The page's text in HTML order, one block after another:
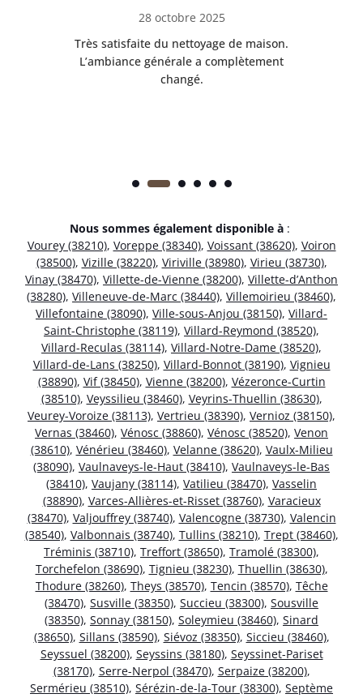
28 octobre 2025
Très satisfaite du nettoyage de maison.
L’ambiance générale a complètement
changé.
Nous sommes également disponible à :
Vourey (38210), Voreppe (38340), Voissant (38620), Voiron
(38500), Vizille (38220), Viriville (38980), Virieu (38730),
Vinay (38470), Villette-de-Vienne (38200), Villette-d’Anthon
(38280), Villeneuve-de-Marc (38440), Villemoirieu (38460),
Villefontaine (38090), Ville-sous-Anjou (38150), Villard-
Saint-Christophe (38119), Villard-Reymond (38520),
Villard-Reculas (38114), Villard-Notre-Dame (38520),
Villard-de-Lans (38250), Villard-Bonnot (38190), Vignieu
(38890), Vif (38450), Vienne (38200), Vézeronce-Curtin
(38510), Veyssilieu (38460), Veyrins-Thuellin (38630),
Veurey-Voroize (38113), Vertrieu (38390), Vernioz (38150),
Vernas (38460), Vénosc (38860), Vénosc (38520), Venon
(38610), Vénérieu (38460), Velanne (38620), Vaulx-Milieu
(38090), Vaulnaveys-le-Haut (38410), Vaulnaveys-le-Bas
(38410), Vaujany (38114), Vatilieu (38470), Vasselin
(38890), Varces-Allières-et-Risset (38760), Varacieux
(38470), Valjouffrey (38740), Valencogne (38730), Valencin
(38540), Valbonnais (38740), Tullins (38210), Trept (38460),
Tréminis (38710), Treffort (38650), Tramolé (38300),
Torchefelon (38690), Tignieu (38230), Thuellin (38630),
Thodure (38260), Theys (38570), Tencin (38570), Têche
(38470), Susville (38350), Succieu (38300), Sousville
(38350), Sonnay (38150), Soleymieu (38460), Sinard
(38650), Sillans (38590), Siévoz (38350), Siccieu (38460),
Seyssuel (38200), Seyssins (38180), Seyssinet-Pariset
(38170), Serre-Nerpol (38470), Serpaize (38200),
Sermérieu (38510), Sérézin-de-la-Tour (38300), Septème